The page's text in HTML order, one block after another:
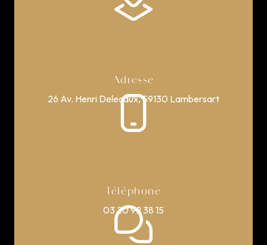
Adresse
26 Av. Henri Delecaux, 59130 Lambersart
Téléphone
03 20 92 38 15